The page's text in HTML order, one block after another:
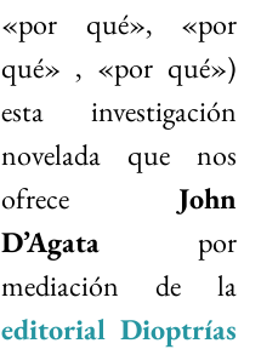
«por qué», «por
qué» , «por qué»)
esta investigación
novelada que nos
ofrece John
D’Agata por
mediación de la
editorial Dioptrías